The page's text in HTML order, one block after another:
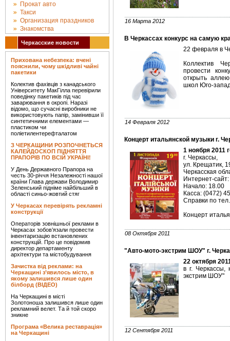
Прокат авто
Такси
Организация праздников
Знакомства
Черкасские новости
Прихована небезпека: вчені
пояснили, чому шкідливі чайні
пакетики
Колектив фахівців з канадського
Університету МакГілла перевірили
поведінку пакетиків під час
заварювання в окропі. Наразі
відомо, що сучасні виробники не
використовують папір, замінивши її
синтетичними елементами —
пластиком чи
поліетилентерефталатом
З ЧЕРКАЩИНИ РОЗПОЧНЕТЬСЯ
КАЛЕЙДОСКОП ПІДНЯТТЯ
ПРАПОРІВ ПО ВСІЙ УКРАЇНІ!
У День Державного Прапора на
честь 30-річчя Незалежності нашої
країни Глава держави Володимир
Зеленський підніме найбільший в
області синьо-жовтий стяг
У Черкасах перевірять рекламні
конструкції
Операторів зовнішньої реклами в
Черкасах зобов’язали провести
інвентаризацію встановлених
конструкцій. Про це повідомив
директор департаменту
архітектури та містобудування
Зачистка від реклами: на
Черкащині з’явилось місто, в
якому залишився лише один
білборд (ВІДЕО)
На Черкащині в місті
Золотоноша залишився лише один
рекламний велет. Та й той скоро
зникне
Програма «Велика реставрація»
на Черкащині
16 Марта 2012
В Черкассах конкурс на самую
22 февраля в
Коллектив
провести
открыть
школ Юго-
14 Февраля 2012
Концерт итальянской музыки г.
1 ноября 2011
г. Черкассы,
ул. Крещатик,
Черкасская
Интернет-
Начало: 18.00
Касса: (0472)
Справки по
Концерт
08 Октября 2011
"Авто-мото-экстрим ШОУ" г.
22 октября
в г. Черкассы,
экстрим ШОУ"
12 Сентября 2011